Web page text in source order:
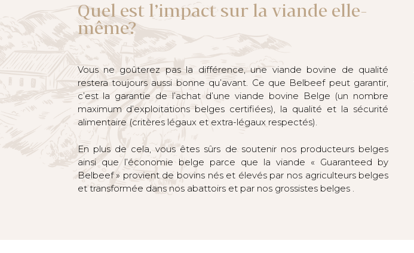
Quel est l’impact sur la viande elle-
même?
Vous ne goûterez pas la différence, une viande bovine de qualité
restera toujours aussi bonne qu’avant. Ce que Belbeef peut garantir,
c’est la garantie de l’achat d’une viande bovine Belge (un nombre
maximum d’exploitations belges certifiées), la qualité et la sécurité
alimentaire (critères légaux et extra-légaux respectés).
En plus de cela, vous êtes sûrs de soutenir nos producteurs belges
ainsi que l’économie belge parce que la viande « Guaranteed by
Belbeef » provient de bovins nés et élevés par nos agriculteurs belges
et transformée dans nos abattoirs et par nos grossistes belges .